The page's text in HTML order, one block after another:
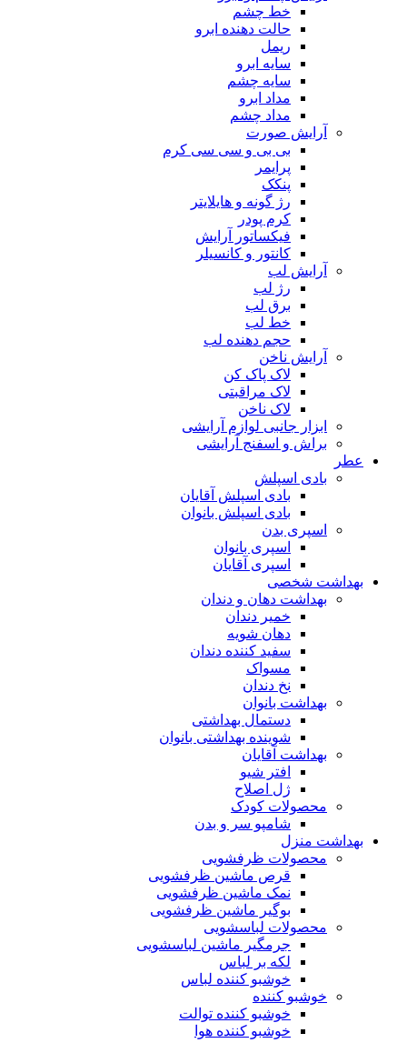
خط چشم
حالت دهنده ابرو
ریمل
سایه ابرو
سایه چشم
مداد ابرو
مداد چشم
آرایش صورت
بی بی و سی سی کرم
پرایمر
پنکک
رژ گونه و هایلایتر
کرم پودر
فیکساتور آرایش
کانتور و کانسیلر
آرایش لب
رژ لب
برق لب
خط لب
حجم دهنده لب
آرایش ناخن
لاک پاک کن
لاک مراقبتی
لاک ناخن
ابزار جانبی لوازم آرایشی
براش و اسفنج آرایشی
عطر
بادی اسپلش
بادی اسپلش آقایان
بادی اسپلش بانوان
اسپری بدن
اسپری بانوان
اسپری آقایان
بهداشت شخصی
بهداشت دهان و دندان
خمیر دندان
دهان شویه
سفید کننده دندان
مسواک
نخ دندان
بهداشت بانوان
دستمال بهداشتی
شوینده بهداشتی بانوان
بهداشت آقایان
افتر شیو
ژل اصلاح
محصولات کودک
شامپو سر و بدن
بهداشت منزل
محصولات ظرفشویی
قرص ماشین ظرفشویی
نمک ماشین ظرفشویی
بوگیر ماشین ظرفشویی
محصولات لباسشویی
جرمگیر ماشین لباسشویی
لکه بر لباس
خوشبو کننده لباس
خوشبو کننده
خوشبو کننده توالت
خوشبو کننده هوا